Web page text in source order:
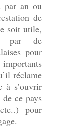
par an ou
de
soit utile,
par de
pour
réclame
à s’ouvrir
de ce pays
pour